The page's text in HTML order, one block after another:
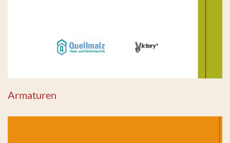
Armaturen